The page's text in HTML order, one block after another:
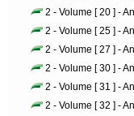
2 - Volume [ 20 ] -
2 - Volume [ 25 ] -
2 - Volume [ 27 ] -
2 - Volume [ 30 ] -
2 - Volume [ 31 ] -
2 - Volume [ 32 ] -